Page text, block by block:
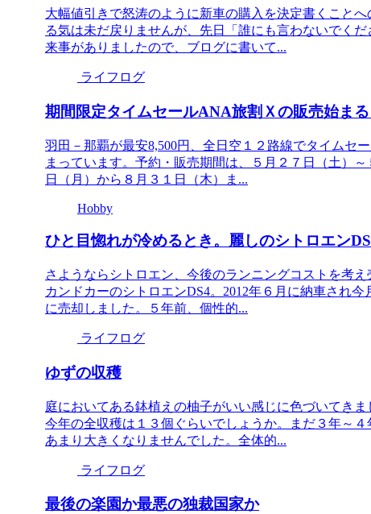
大幅値引きで怒涛のように新車の購入を決定書くこと
る気は未だ戻りませんが、先日「誰にも言わないでく
来事がありましたので、ブログに書いて...
ライフログ
期間限定タイムセールANA旅割Ｘの販売始ま
羽田－那覇が最安8,500円、全日空１２路線でタイムセ
まっています。予約・販売期間は、５月２７日（土）
日（月）から８月３１日（木）ま...
Hobby
ひと目惚れが冷めるとき。麗しのシトロエン
さようならシトロエン、今後のランニングコストを考
カンドカーのシトロエンDS4。2012年６月に納車され
に売却しました。５年前、個性的...
ライフログ
ゆずの収穫
庭においてある鉢植えの柚子がいい感じに色づいてき
今年の全収穫は１３個ぐらいでしょうか。まだ３年～
あまり大きくなりませんでした。全体的...
ライフログ
最後の楽園か最悪の独裁国家か